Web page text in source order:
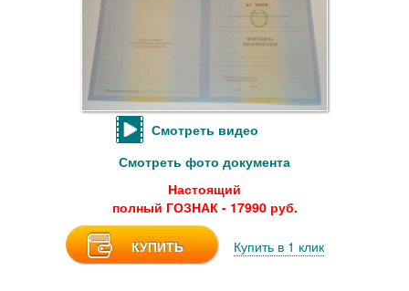
Смотреть видео
Смотреть фото документа
Настоящий
полный ГОЗНАК - 17990 руб.
КУПИТЬ Купить в 1 клик